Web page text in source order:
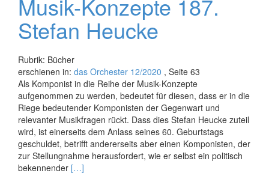
Musik-Konzepte 187.
Stefan Heucke
Rubrik: Bücher
erschienen in: das Orchester 12/2020 , Seite 63
Als Komponist in die Reihe der Musik-Konzepte
aufgenommen zu werden, bedeutet für diesen, dass er in die
Riege bedeutender Komponisten der Gegenwart und
relevanter Musikfragen rückt. Dass dies Stefan Heucke zuteil
wird, ist einerseits dem Anlass seines 60. Geburtstags
geschuldet, betrifft andererseits aber einen Komponisten, der
zur Stellungnahme herausfordert, wie er selbst ein politisch
bekennender Read
[…]